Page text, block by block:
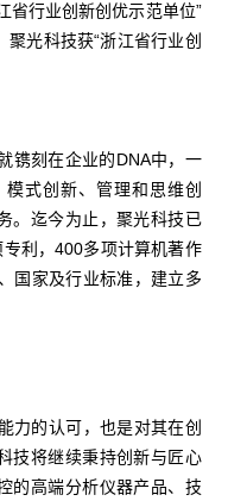
行业创新创优示范单位”
光科技获“浙江省行业创
刻在企业的DNA中，一
式创新、管理和思维创
。迄今为止，聚光科技已
利，400多项计算机著作
国家及行业标准，建立多
的认可，也是对其在创
技将继续秉持创新与匠心
的高端分析仪器产品、技